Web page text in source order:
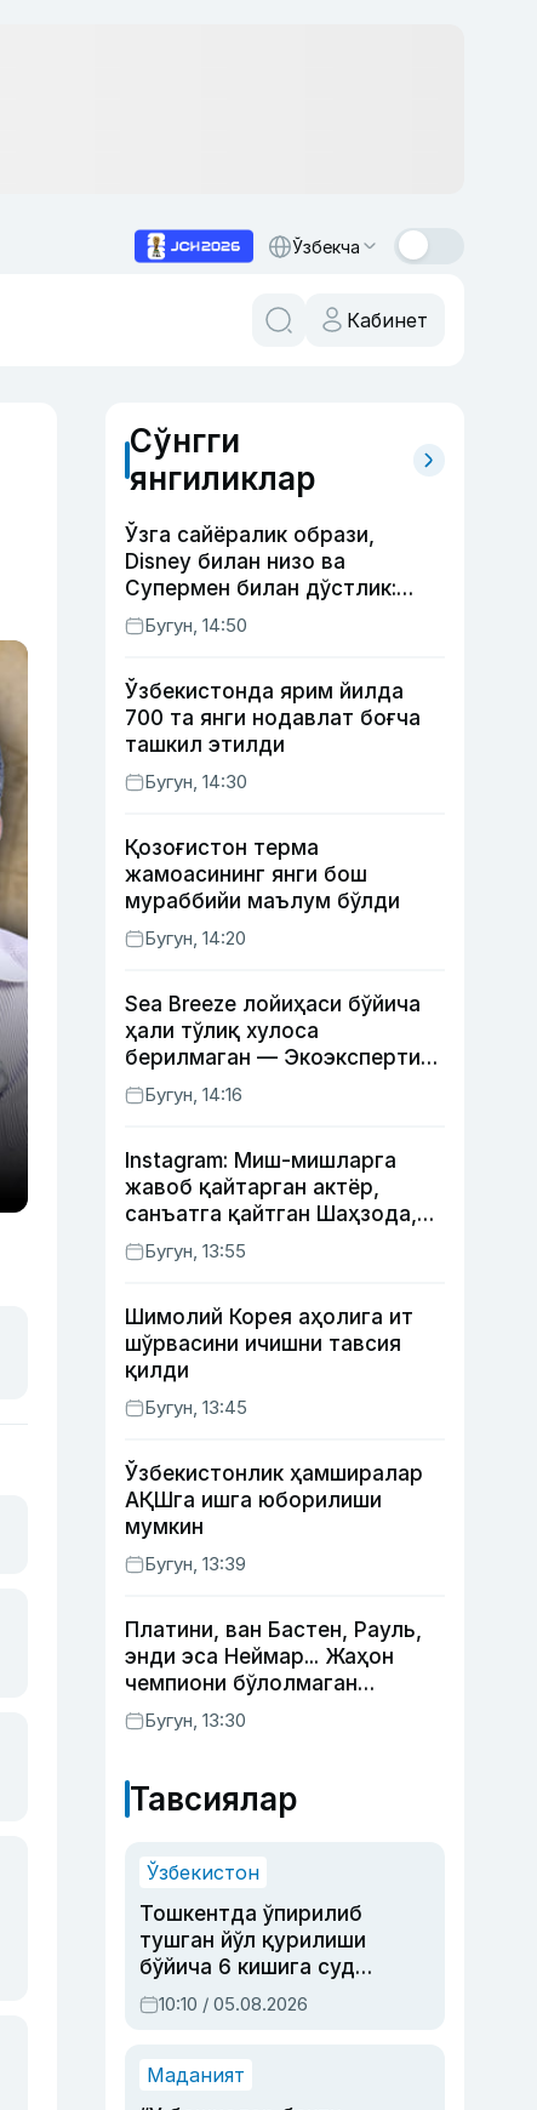
Ўзбекча
Кабинет
Сўнгги
янгиликлар
Ўзга сайёралик образи,
Disney билан низо ва
Супермен билан дўстлик:
актёр Робин Уильямс ҳақида
кўпчилик билмайдиган
Бугун, 14:50
Ўзбекистонда ярим йилда
700 та янги нодавлат боғча
ташкил этилди
Бугун, 14:30
Қозоғистон терма
жамоасининг янги бош
мураббийи маълум бўлди
Бугун, 14:20
Sea Breeze лойиҳаси бўйича
ҳали тўлиқ хулоса
берилмаган — Экоэкспертиза
маркази
Бугун, 14:16
Instagram: Миш-мишларга
жавоб қайтарган актёр,
санъатга қайтган Шаҳзода,
йўлга асфалт ётқизган
Жаҳонгир Отажонов
Бугун, 13:55
Шимолий Корея аҳолига ит
шўрвасини ичишни тавсия
қилди
Бугун, 13:45
Ўзбекистонлик ҳамширалар
АҚШга ишга юборилиши
мумкин
Бугун, 13:39
Платини, ван Бастен, Рауль,
энди эса Неймар... Жаҳон
чемпиони бўлолмаган
суперюлдузлар
Бугун, 13:30
Тавсиялар
Ўзбекистон
Тошкентда ўпирилиб
тушган йўл қурилиши
бўйича 6 кишига суд
ҳукми ўқилди
10:10 / 05.08.2026
Маданият